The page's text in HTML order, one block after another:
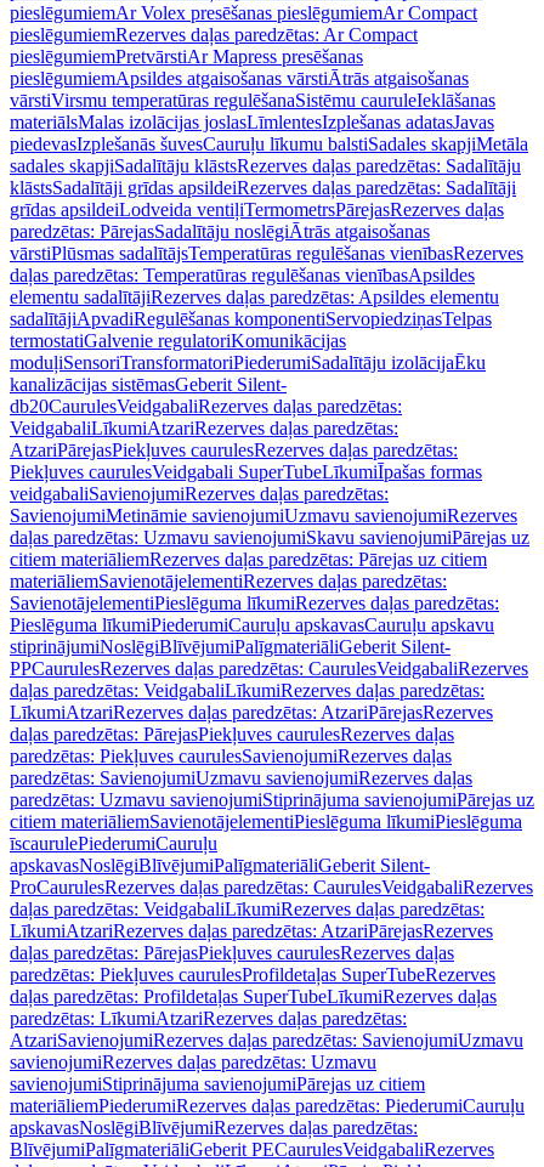
pieslēgumiemAr Volex presēšanas pieslēgumiemAr Compact
pieslēgumiemRezerves daļas paredzētas: Ar Compact
pieslēgumiemPretvārstiAr Mapress presēšanas
pieslēgumiemApsildes atgaisošanas vārstiĀtrās atgaisošanas
vārstiVirsmu temperatūras regulēšanaSistēmu cauruleIeklāšanas
materiālsMalas izolācijas joslasLīmlentesIzplešanas adatasJavas
piedevasIzplešanās šuvesCauruļu līkumu balstiSadales skapjiMetāla
sadales skapjiSadalītāju klāstsRezerves daļas paredzētas: Sadalītāju
klāstsSadalītāji grīdas apsildeiRezerves daļas paredzētas: Sadalītāji
grīdas apsildeiLodveida ventiļiTermometrsPārejasRezerves daļas
paredzētas: PārejasSadalītāju noslēgiĀtrās atgaisošanas
vārstiPlūsmas sadalītājsTemperatūras regulēšanas vienībasRezerves
daļas paredzētas: Temperatūras regulēšanas vienībasApsildes
elementu sadalītājiRezerves daļas paredzētas: Apsildes elementu
sadalītājiApvadiRegulēšanas komponentiServopiedziņasTelpas
termostatiGalvenie regulatoriKomunikācijas
moduļiSensoriTransformatoriPiederumiSadalītāju izolācijaĒku
kanalizācijas sistēmasGeberit Silent-
db20CaurulesVeidgabaliRezerves daļas paredzētas:
VeidgabaliLīkumiAtzariRezerves daļas paredzētas:
AtzariPārejasPiekļuves caurulesRezerves daļas paredzētas:
Piekļuves caurulesVeidgabali SuperTubeLīkumiĪpašas formas
veidgabaliSavienojumiRezerves daļas paredzētas:
SavienojumiMetināmie savienojumiUzmavu savienojumiRezerves
daļas paredzētas: Uzmavu savienojumiSkavu savienojumiPārejas uz
citiem materiāliemRezerves daļas paredzētas: Pārejas uz citiem
materiāliemSavienotājelementiRezerves daļas paredzētas:
SavienotājelementiPieslēguma līkumiRezerves daļas paredzētas:
Pieslēguma līkumiPiederumiCauruļu apskavasCauruļu apskavu
stiprinājumiNoslēgiBlīvējumiPalīgmateriāliGeberit Silent-
PPCaurulesRezerves daļas paredzētas: CaurulesVeidgabaliRezerves
daļas paredzētas: VeidgabaliLīkumiRezerves daļas paredzētas:
LīkumiAtzariRezerves daļas paredzētas: AtzariPārejasRezerves
daļas paredzētas: PārejasPiekļuves caurulesRezerves daļas
paredzētas: Piekļuves caurulesSavienojumiRezerves daļas
paredzētas: SavienojumiUzmavu savienojumiRezerves daļas
paredzētas: Uzmavu savienojumiStiprinājuma savienojumiPārejas uz
citiem materiāliemSavienotājelementiPieslēguma līkumiPieslēguma
īscaurulePiederumiCauruļu
apskavasNoslēgiBlīvējumiPalīgmateriāliGeberit Silent-
ProCaurulesRezerves daļas paredzētas: CaurulesVeidgabaliRezerves
daļas paredzētas: VeidgabaliLīkumiRezerves daļas paredzētas:
LīkumiAtzariRezerves daļas paredzētas: AtzariPārejasRezerves
daļas paredzētas: PārejasPiekļuves caurulesRezerves daļas
paredzētas: Piekļuves caurulesProfildetaļas SuperTubeRezerves
daļas paredzētas: Profildetaļas SuperTubeLīkumiRezerves daļas
paredzētas: LīkumiAtzariRezerves daļas paredzētas:
AtzariSavienojumiRezerves daļas paredzētas: SavienojumiUzmavu
savienojumiRezerves daļas paredzētas: Uzmavu
savienojumiStiprinājuma savienojumiPārejas uz citiem
materiāliemPiederumiRezerves daļas paredzētas: PiederumiCauruļu
apskavasNoslēgiBlīvējumiRezerves daļas paredzētas:
BlīvējumiPalīgmateriāliGeberit PECaurulesVeidgabaliRezerves